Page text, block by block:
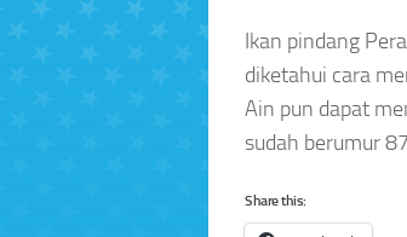
Ikan pindang
diketahui cara
Ain pun dapat
sudah berumur
Share this: